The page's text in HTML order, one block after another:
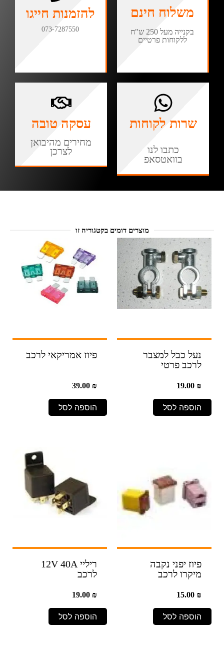
משלוח חינם
בקנייה מעל 250 ש"ח
ללקוחות פרטיים
להזמנות חייגו
073-7287550
שרות לקוחות
כתבו לנו
בוואטסאפ
עסקה טובה
מחירים מהיבואן
לצרכן
מוצרים דומים בקטגוריה זו
נעל כבל למצבר
לרכב פרטי
19.00₪
הוספה לסל
פיוז אמריקאי לרכב
39.00₪
הוספה לסל
פיוז יפני נקבה
מיקרו לרכב
15.00₪
הוספה לסל
ריליי 12V 40A
לרכב
19.00₪
הוספה לסל